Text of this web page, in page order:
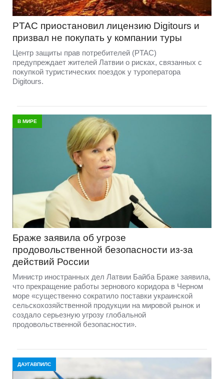
PTAC приостановил лицензию Digitours и
призвал не покупать у компании туры
Центр защиты прав потребителей (PTAC)
предупреждает жителей Латвии о рисках, связанных с
покупкой туристических поездок у туроператора
Digitours.
В МИРЕ
Браже заявила об угрозе
продовольственной безопасности из-за
действий России
Министр иностранных дел Латвии Байба Браже заявила,
что прекращение работы зернового коридора в Черном
море «существенно сократило поставки украинской
сельскохозяйственной продукции на мировой рынок и
создало серьезную угрозу глобальной
продовольственной безопасности».
ДАУГАВПИЛС